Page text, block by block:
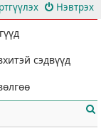
Нэвтрэх
сэдвүүд